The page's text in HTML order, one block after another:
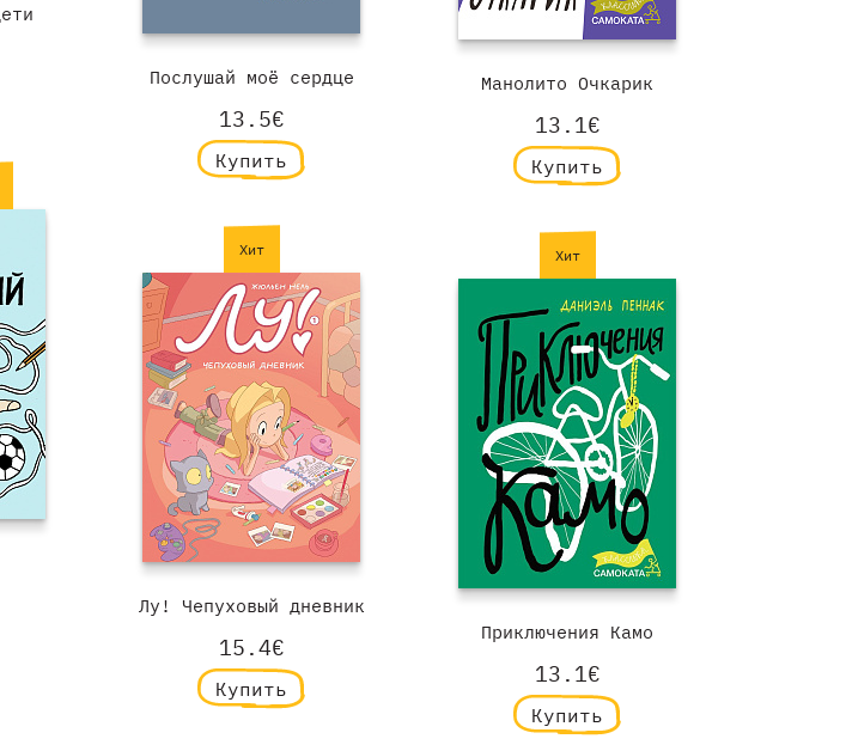
Послушай моё сердце
13.5€
Купить
Манолито Очкарик
13.1€
Купить
Хит
Лу! Чепуховый дневник
15.4€
Купить
Хит
Приключения Камо
13.1€
Купить